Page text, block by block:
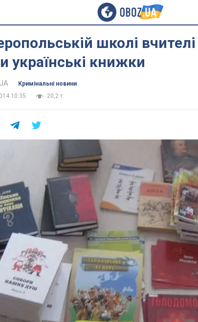
школі вчителі
українські книжки
Кримінальні новини
10:35
20,2 т.